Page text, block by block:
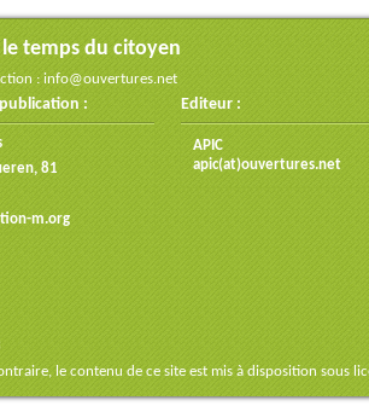
temps du citoyen
: info@ouvertures.net
:
81
m.org
Editeur :
APIC
apic(at)ouvertures.net
le contenu de ce site est mis à disposition sous